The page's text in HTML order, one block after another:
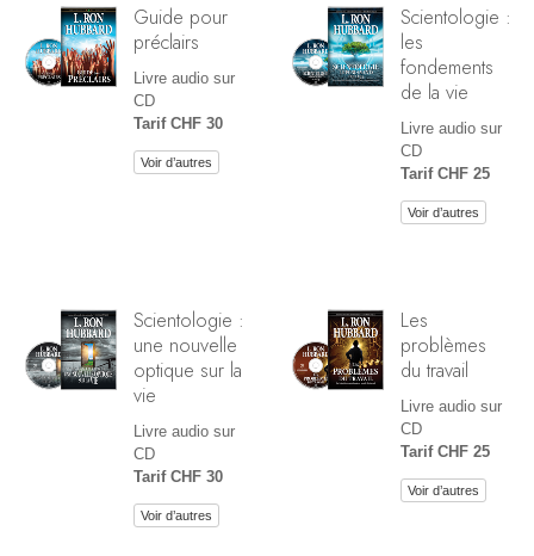
Guide pour
préclairs
Livre audio sur
CD
Tarif CHF 30
Voir d’autres
Scientologie :
les
fondements
de la vie
Livre audio sur
CD
Tarif CHF 25
Voir d’autres
Scientologie :
une nouvelle
optique sur la
vie
Livre audio sur
CD
Tarif CHF 30
Voir d’autres
Les
problèmes
du travail
Livre audio sur
CD
Tarif CHF 25
Voir d’autres